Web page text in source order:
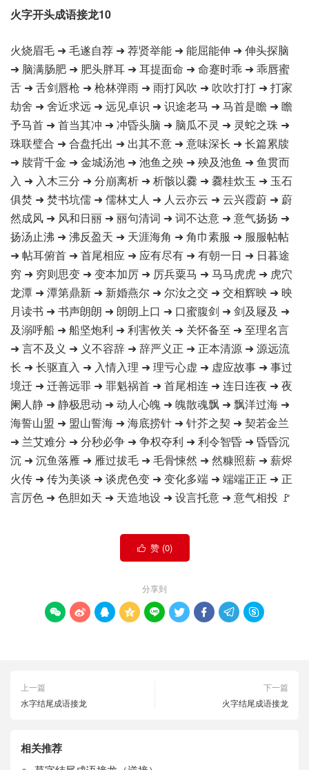
火字开头成语接龙10
火烧眉毛 ➜ 毛遂自荐 ➜ 荐贤举能 ➜ 能屈能伸 ➜ 伸头探脑
➜ 脑满肠肥 ➜ 肥头胖耳 ➜ 耳提面命 ➜ 命蹇时乖 ➜ 乖唇蜜
舌 ➜ 舌剑唇枪 ➜ 枪林弹雨 ➜ 雨打风吹 ➜ 吹吹打打 ➜ 打家
劫舍 ➜ 舍近求远 ➜ 远见卓识 ➜ 识途老马 ➜ 马首是瞻 ➜ 瞻
予马首 ➜ 首当其冲 ➜ 冲昏头脑 ➜ 脑瓜不灵 ➜ 灵蛇之珠 ➜
珠联璧合 ➜ 合盘托出 ➜ 出其不意 ➜ 意味深长 ➜ 长篇累牍
➜ 牍背千金 ➜ 金城汤池 ➜ 池鱼之殃 ➜ 殃及池鱼 ➜ 鱼贯而
入 ➜ 入木三分 ➜ 分崩离析 ➜ 析骸以爨 ➜ 爨桂炊玉 ➜ 玉石
俱焚 ➜ 焚书坑儒 ➜ 儒林丈人 ➜ 人云亦云 ➜ 云兴霞蔚 ➜ 蔚
然成风 ➜ 风和日丽 ➜ 丽句清词 ➜ 词不达意 ➜ 意气扬扬 ➜
扬汤止沸 ➜ 沸反盈天 ➜ 天涯海角 ➜ 角巾素服 ➜ 服服帖帖
➜ 帖耳俯首 ➜ 首尾相应 ➜ 应有尽有 ➜ 有朝一日 ➜ 日暮途
穷 ➜ 穷则思变 ➜ 变本加厉 ➜ 厉兵粟马 ➜ 马马虎虎 ➜ 虎穴
龙潭 ➜ 潭第鼎新 ➜ 新婚燕尔 ➜ 尔汝之交 ➜ 交相辉映 ➜ 映
月读书 ➜ 书声朗朗 ➜ 朗朗上口 ➜ 口蜜腹剑 ➜ 剑及屦及 ➜
及溺呼船 ➜ 船坚炮利 ➜ 利害攸关 ➜ 关怀备至 ➜ 至理名言
➜ 言不及义 ➜ 义不容辞 ➜ 辞严义正 ➜ 正本清源 ➜ 源远流
长 ➜ 长驱直入 ➜ 入情入理 ➜ 理亏心虚 ➜ 虚应故事 ➜ 事过
境迁 ➜ 迁善远罪 ➜ 罪魁祸首 ➜ 首尾相连 ➜ 连日连夜 ➜ 夜
阑人静 ➜ 静极思动 ➜ 动人心魄 ➜ 魄散魂飘 ➜ 飘洋过海 ➜
海誓山盟 ➜ 盟山誓海 ➜ 海底捞针 ➜ 针芥之契 ➜ 契若金兰
➜ 兰艾难分 ➜ 分秒必争 ➜ 争权夺利 ➜ 利令智昏 ➜ 昏昏沉
沉 ➜ 沉鱼落雁 ➜ 雁过拔毛 ➜ 毛骨悚然 ➜ 然糠照薪 ➜ 薪烬
火传 ➜ 传为美谈 ➜ 谈虎色变 ➜ 变化多端 ➜ 端端正正 ➜ 正
言厉色 ➜ 色胆如天 ➜ 天造地设 ➜ 设言托意 ➜ 意气相投 🚩
 赞 (0)
分享到
        
上一篇
水字结尾成语接龙
下一篇
火字结尾成语接龙
相关推荐